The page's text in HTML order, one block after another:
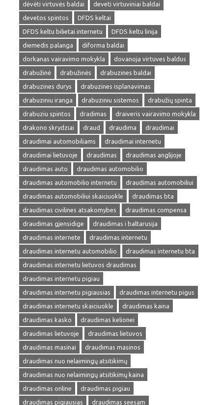
dėvėti virtuvės baldai
deveti virtuviniai baldai
devetos spintos
DFDS keltai
DFDS keltu bilietai internetu
DFDS keltu linija
diemedis palanga
diforma baldai
dorkanas vairavimo mokykla
dovanoja virtuves baldus
drabužinė
drabužinės
drabuzines baldai
drabuzines durys
drabuzines isplanavimas
drabuziniu iranga
drabuziniu sistemos
drabužių spinta
drabuziu spintos
dradimas
draiveris vairavimo mokykla
drakono skrydziai
draud draudima
draudimai
draudimai automobiliams
draudimai internetu
draudimai lietuvoje
draudimas
draudimas anglijoje
draudimas auto
draudimas automobilio
draudimas automobilio internetu
draudimas automobiliui
draudimas automobiliui skaiciuokle
draudimas bta
draudimas civilines atsakomybes
draudimas compensa
draudimas gjensidige
draudimas i baltarusija
draudimas internete
draudimas internetu
draudimas internetu automobilio
draudimas internetu bta
draudimas internetu lietuvos draudimas
draudimas internetu pigiau
draudimas internetu pigiausias
draudimas internetu pigus
draudimas internetu skaiciuokle
draudimas kaina
draudimas kasko
draudimas kelionei
draudimas lietuvoje
draudimas lietuvos
draudimas masinai
draudimas masinos
draudimas nuo nelaimingų atsitikimų
draudimas nuo nelaimingų atsitikimų kaina
draudimas online
draudimas pigiau
draudimas pigiausias
draudimas seesam